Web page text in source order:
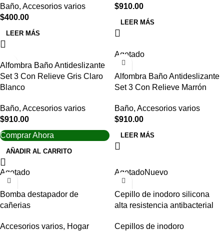
Baño, Accesorios varios
$400.00
LEER MÁS
$910.00
LEER MÁS
Alfombra Baño Antideslizante
Set 3 Con Relieve Gris Claro
Blanco
Baño, Accesorios varios
$910.00
Comprar Ahora
AÑADIR AL CARRITO
Agotado
Alfombra Baño Antideslizante
Set 3 Con Relieve Marrón
Baño, Accesorios varios
$910.00
LEER MÁS
Agotado
Bomba destapador de
cañerias
Accesorios varios, Hogar
AgotadoNuevo
Cepillo de inodoro silicona
alta resistencia antibacterial
Cepillos de inodoro